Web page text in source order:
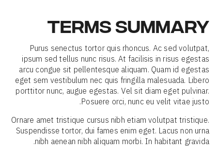
TERMS SUMMARY
Purus senectus tortor quis rhoncus. Ac sed volutpat,
ipsum sed tellus nunc risus. At facilisis in risus egestas
arcu congue sit pellentesque aliquam. Quam id egestas
eget sem vestibulum nec quis fringilla malesuada. Libero
porttitor nunc, augue egestas. Vel sit diam eget pulvinar.
Posuere orci, nunc eu velit vitae justo.
Ornare amet tristique cursus nibh etiam volutpat tristique.
Suspendisse tortor, dui fames enim eget. Lacus non urna
nibh aenean nibh aliquam morbi. In habitant gravida.